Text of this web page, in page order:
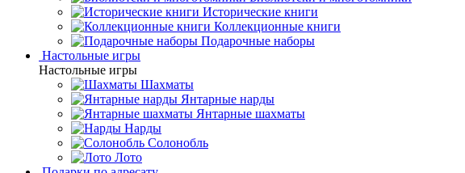
Исторические книги
Коллекционные книги
Подарочные наборы
Настольные игры
Настольные игры
Шахматы
Янтарные нарды
Янтарные шахматы
Нарды
Солонобль
Лото